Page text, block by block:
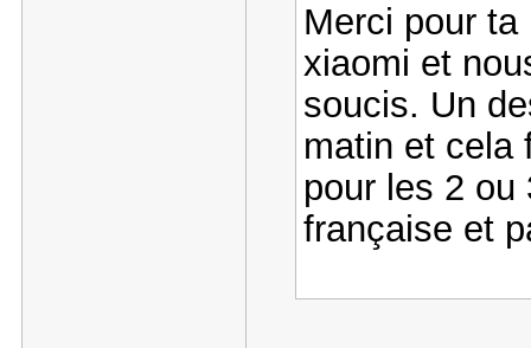
Merci pour
xiaomi et
soucis. Un
matin et cela
pour les 2 ou
française et